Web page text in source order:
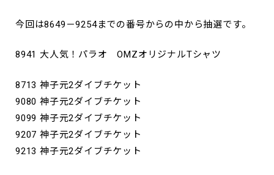
今回は8649－9254までの番号からの中から抽選です。
8941 大人気！パラオ OMZオリジナルTシャツ
8713 神子元2ダイブチケット
9080 神子元2ダイブチケット
9099 神子元2ダイブチケット
9207 神子元2ダイブチケット
9213 神子元2ダイブチケット